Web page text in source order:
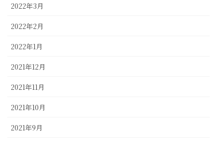
2022年3月
2022年2月
2022年1月
2021年12月
2021年11月
2021年10月
2021年9月